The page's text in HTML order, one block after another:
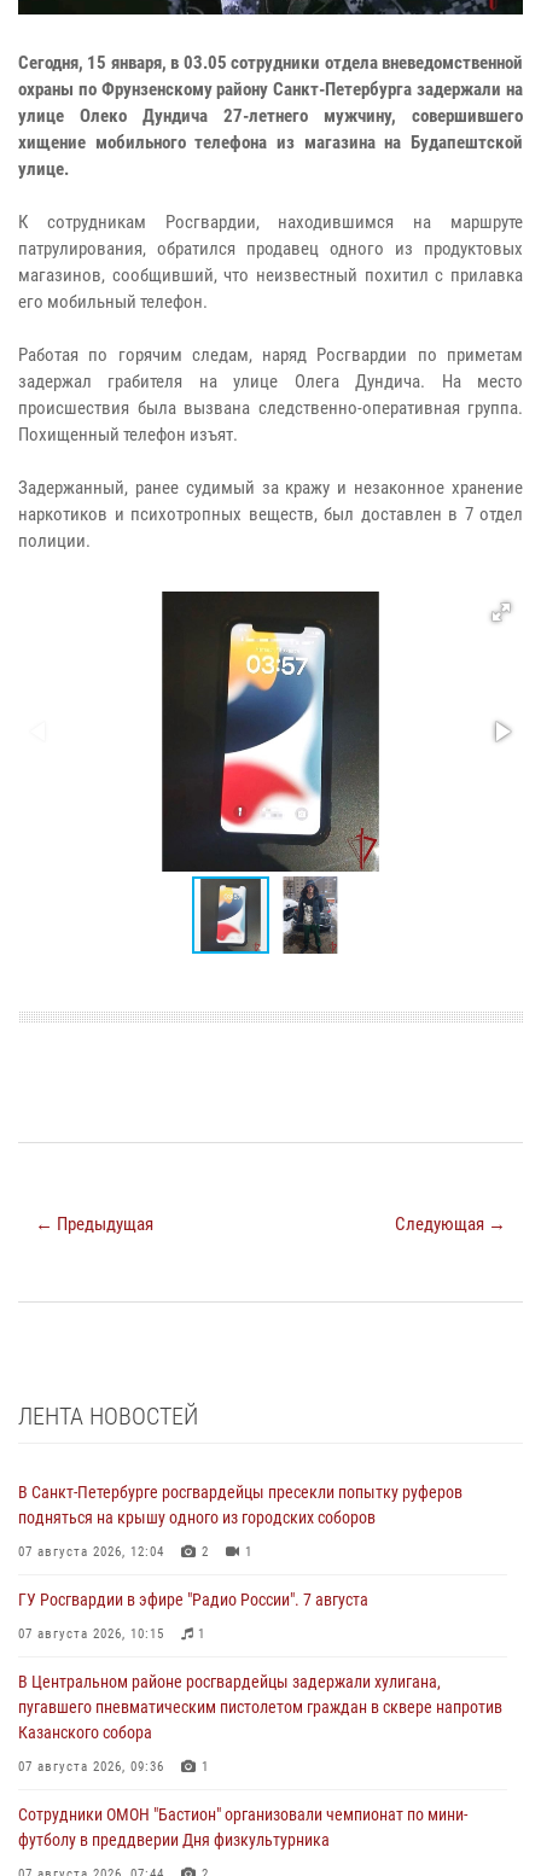
Сегодня, 15 января, в 03.05 сотрудники отдела вневедомственной
охраны по Фрунзенскому району Санкт-Петербурга задержали на
улице Олеко Дундича 27-летнего мужчину, совершившего
хищение мобильного телефона из магазина на Будапештской
улице.
К сотрудникам Росгвардии, находившимся на маршруте
патрулирования, обратился продавец одного из продуктовых
магазинов, сообщивший, что неизвестный похитил с прилавка
его мобильный телефон.
Работая по горячим следам, наряд Росгвардии по приметам
задержал грабителя на улице Олега Дундича. На место
происшествия была вызвана следственно-оперативная группа.
Похищенный телефон изъят.
Задержанный, ранее судимый за кражу и незаконное хранение
наркотиков и психотропных веществ, был доставлен в 7 отдел
полиции.
← Предыдущая Следующая →
ЛЕНТА НОВОСТЕЙ
В Санкт-Петербурге росгвардейцы пресекли попытку руферов
подняться на крышу одного из городских соборов
07 августа 2026, 12:04 2 1
ГУ Росгвардии в эфире "Радио России". 7 августа
07 августа 2026, 10:15 1
В Центральном районе росгвардейцы задержали хулигана,
пугавшего пневматическим пистолетом граждан в сквере напротив
Казанского собора
07 августа 2026, 09:36 1
Сотрудники ОМОН "Бастион" организовали чемпионат по мини-
футболу в преддверии Дня физкультурника